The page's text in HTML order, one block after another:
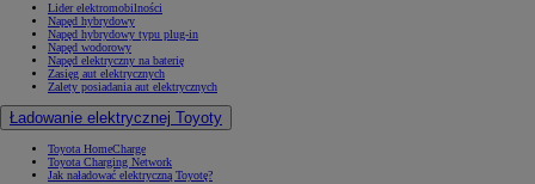
Lider elektromobilności
Napęd hybrydowy
Napęd hybrydowy typu plug-in
Napęd wodorowy
Napęd elektryczny na baterię
Zasięg aut elektrycznych
Zalety posiadania aut elektrycznych
Ładowanie elektrycznej Toyoty
Toyota HomeCharge
Toyota Charging Network
Jak naładować elektryczną Toyotę?